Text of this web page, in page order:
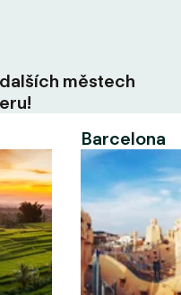
městech
Barcelona